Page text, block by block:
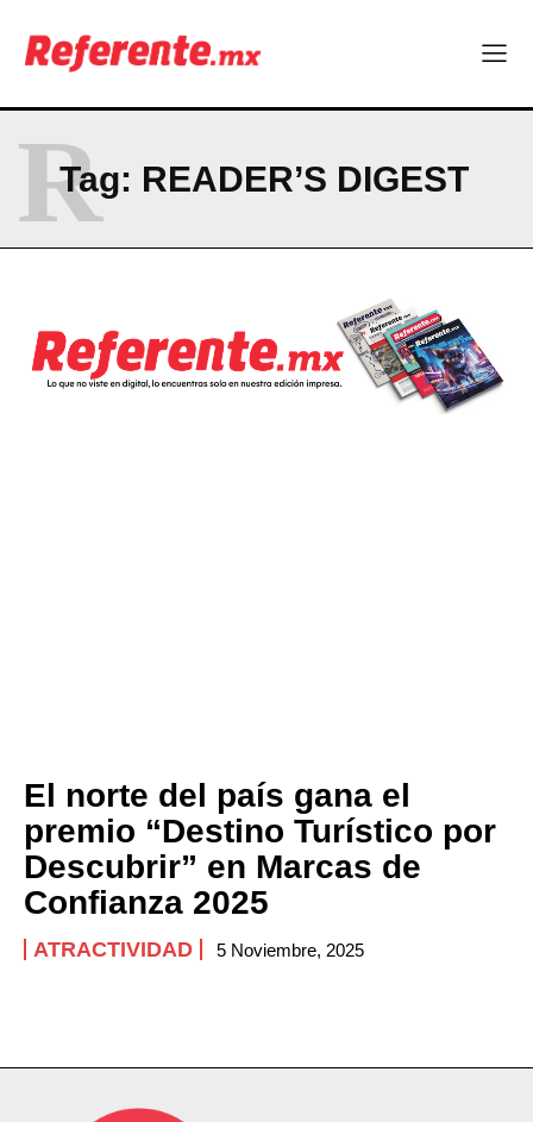
Más escuelas renovadas: fortalecen espacios para el regreso
a clases
partida
Company
CONTACT
PRIVACY POLICY
Tag: READER’S DIGEST
R
El norte del país gana el
premio “Destino Turístico por
Descubrir” en Marcas de
Confianza 2025
ATRACTIVIDAD 5 Noviembre, 2025